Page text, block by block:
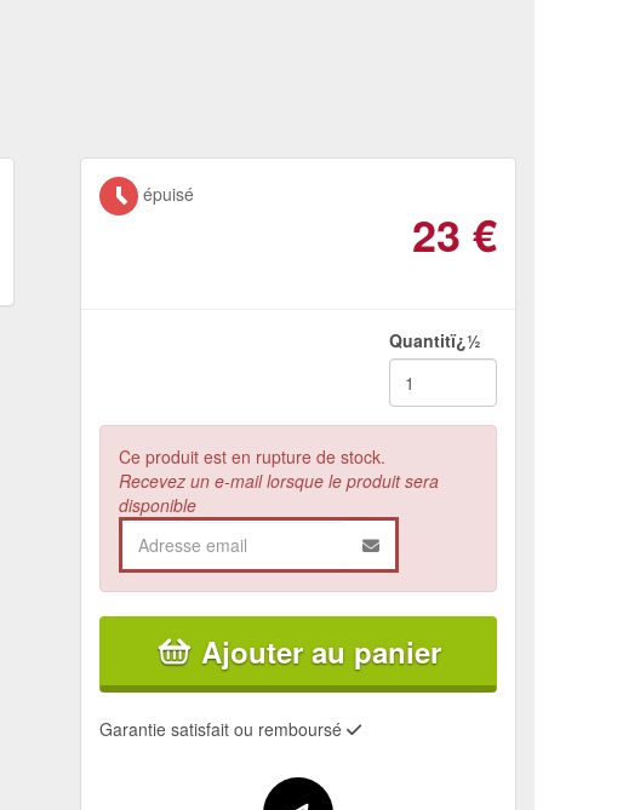
épuisé
23 €
Quantitï¿½
Ce produit est en rupture de stock.
Recevez un e-mail lorsque le produit sera
disponible
Ajouter au panier
Garantie satisfait ou remboursé